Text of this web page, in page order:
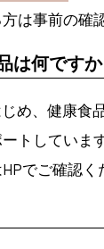
は事前の確
は何ですか
め、健康食
トしてい
でご確認く